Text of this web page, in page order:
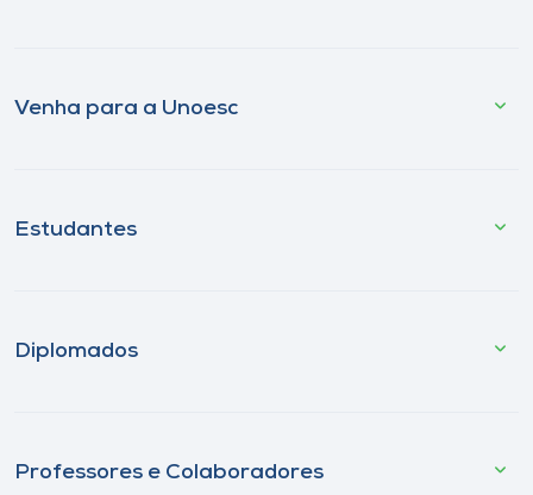
Venha para a Unoesc
Estudantes
Diplomados
Professores e Colaboradores